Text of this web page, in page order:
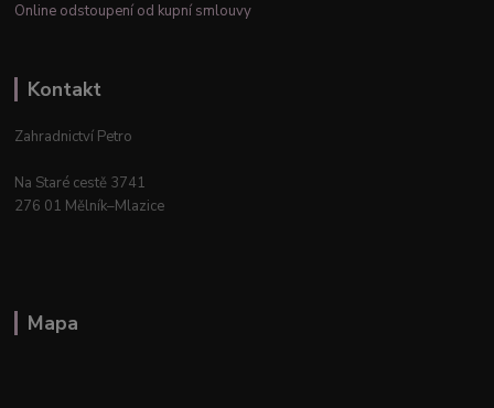
Online odstoupení od kupní smlouvy
Kontakt
Zahradnictví Petro
Na Staré cestě 3741
276 01 Mělník–Mlazice
Mapa